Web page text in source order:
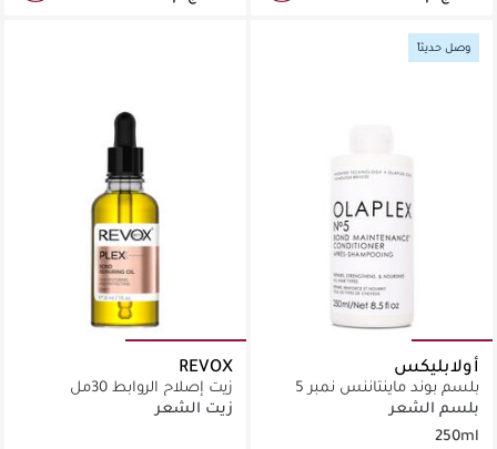
وصل حديثاً
أولابليكس
بلسم بوند ماينتاننس نمبر 5
بلسم الشعر
250ml
REVOX
زيت إصلاح الروابط 30مل
زيت الشعر